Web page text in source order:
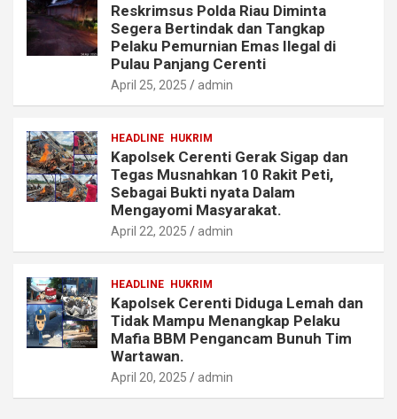
Reskrimsus Polda Riau Diminta
Segera Bertindak dan Tangkap
Pelaku Pemurnian Emas Ilegal di
Pulau Panjang Cerenti
April 25, 2025 admin
HEADLINE HUKRIM
Kapolsek Cerenti Gerak Sigap dan
Tegas Musnahkan 10 Rakit Peti,
Sebagai Bukti nyata Dalam
Mengayomi Masyarakat.
April 22, 2025 admin
HEADLINE HUKRIM
Kapolsek Cerenti Diduga Lemah dan
Tidak Mampu Menangkap Pelaku
Mafia BBM Pengancam Bunuh Tim
Wartawan.
April 20, 2025 admin